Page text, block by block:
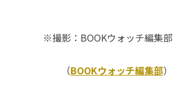
※撮影：BOOKウォッチ編集部
（BOOKウォッチ編集部）